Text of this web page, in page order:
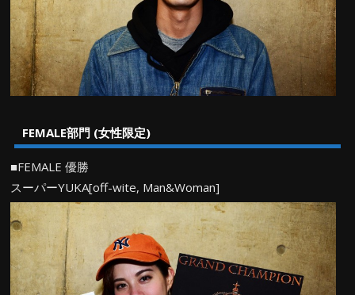
FEMALE部門 (女性限定)
■FEMALE 優勝
スーパーYUKA[off-wite, Man&Woman]